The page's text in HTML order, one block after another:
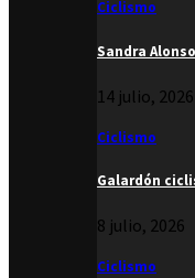
Ciclismo
Sandra
14 julio, 2026
Ciclismo
Galardón
8 julio, 2026
Ciclismo